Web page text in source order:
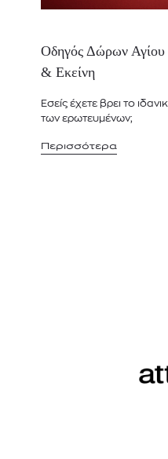
Οδηγός Δώρων Αγίου
& Εκείνη
Εσείς έχετε βρει το
των ερωτευμένων;
Περισσότερα